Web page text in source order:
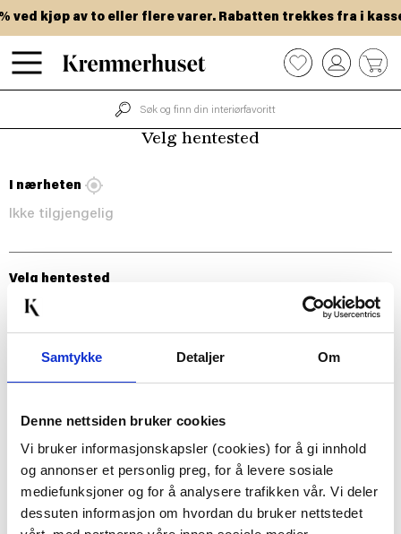
Samtykke Detaljer Om
Denne nettsiden bruker cookies
Vi bruker informasjonskapsler (cookies) for å gi innhold
og annonser et personlig preg, for å levere sosiale
mediefunksjoner og for å analysere trafikken vår. Vi deler
dessuten informasjon om hvordan du bruker nettstedet
Hopp
til
hovedinnhold
ved kjøp av to eller flere varer. Rabatten trekkes fra i
0
Velg hentested
I nærheten
Ikke tilgjengelig
Velg hentested
BLI MED!
Som medlem i kundeklubben vår får du
alltid laveste prisogmange fristende
tilbud!
BLI MEDLEM